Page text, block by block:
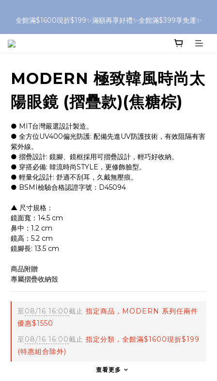
全館滿$1600現折$199✨滿額再享好禮✨全館滿$399享免運✨
⚠️SONIC系列部分商品，因包裝體積較大，如購買三個(含)以上｜
浮水太陽眼鏡🌊 全面升級新上市🎉
MODERN 極致韓風時尚太
陽眼鏡 (摺疊款)(焦糖棕)
● MIT台灣嚴選設計製造。
● 全方位UV400偏光防護: 配備先進UV防護技術，有效阻隔有害
紫外線。
● 摺疊設計: 鏡腳、鏡框採用可摺疊設計，輕巧好收納。
● 穿搭必備: 韓流時尚STYLE，更修飾臉型。
● 輕量化設計: 舒適不刮耳，久戴無壓痕。
● BSMI檢驗合格認證字號：D45094
▲ 尺寸規格：
鏡面寬：14.5 cm
鼻中：1.2 cm
鏡高：5.2 cm
鏡腳長: 13.5 cm
商品附贈
專屬摺疊收納殼
至08/16 16:00截止 指定商品，MODERN 系列任兩件
優惠$1550
至08/16 16:00截止 指定分類，全館滿$1600現折$199
(特惠組合除外)
查看更多